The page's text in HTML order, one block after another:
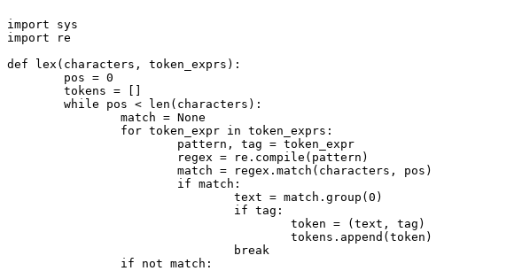
import sys
import re
def lex(characters, token_exprs):